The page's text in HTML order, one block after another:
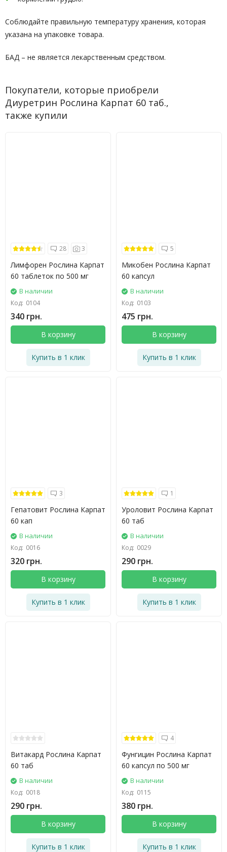
Соблюдайте правильную температуру хранения, которая
указана на упаковке товара.
БАД – не является лекарственным средством.
Покупатели, которые приобрели
Диуретрин Рослина Карпат 60 таб.,
также купили
28 3
Лимфорен Рослина Карпат
60 таблеток по 500 мг
В наличии
Код: 0104
340 грн.
В корзину
Купить в 1 клик
5
Микобен Рослина Карпат
60 капсул
В наличии
Код: 0103
475 грн.
В корзину
Купить в 1 клик
3
Гепатовит Рослина Карпат
60 кап
В наличии
Код: 0016
320 грн.
В корзину
Купить в 1 клик
1
Уроловит Рослина Карпат
60 таб
В наличии
Код: 0029
290 грн.
В корзину
Купить в 1 клик
Витакард Рослина Карпат
60 таб
В наличии
Код: 0018
290 грн.
В корзину
Купить в 1 клик
4
Фунгицин Рослина Карпат
60 капсул по 500 мг
В наличии
Код: 0115
380 грн.
В корзину
Купить в 1 клик